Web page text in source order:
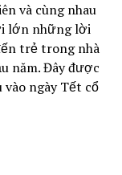
và cùng nhau
lớn những lời
trẻ trong nhà
năm. Đây được
ngày Tết cổ